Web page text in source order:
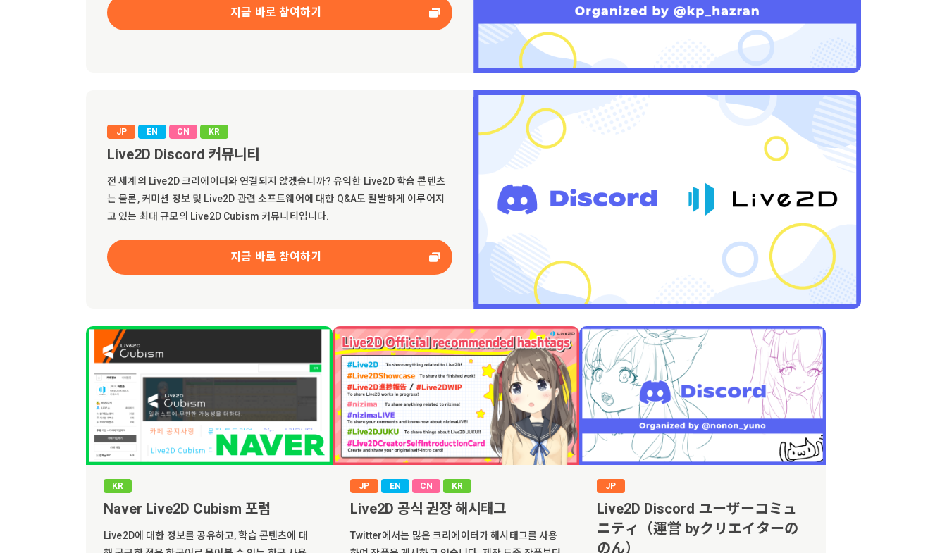
지금 바로 참여하기
JP EN CN KR
Live2D Discord 커뮤니티
전 세계의 Live2D 크리에이터와 연결되지 않겠습니까? 유익한 Live2D 학습 콘텐츠
는 물론, 커미션 정보 및 Live2D 관련 소프트웨어에 대한 Q&A도 활발하게 이루어지
고 있는 최대 규모의 Live2D Cubism 커뮤니티입니다.
지금 바로 참여하기
KR
Naver Live2D Cubism 포럼
Live2D에 대한 정보를 공유하고, 학습 콘텐츠에 대
JP EN CN KR
Live2D 공식 권장 해시태그
Twitter에서는 많은 크리에이터가 해시태그를 사용
JP
Live2D Discord ユーザーコミュ
ニティ（運営 byクリエイターの
のん）